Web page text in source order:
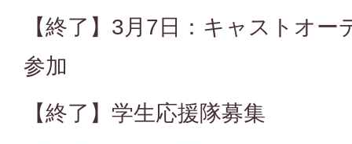
【終了】3月7日：キャストオ
参加
【終了】学生応援隊募集